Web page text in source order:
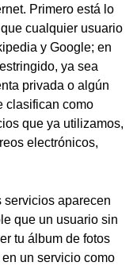
Primero está lo
cualquier usuario
y Google; en
ya sea
privada o algún
clasifican como
que ya utilizamos,
electrónicos,
servicios aparecen
que un usuario sin
tu álbum de fotos
un servicio como